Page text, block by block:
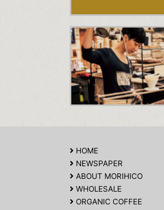
HOME
NEWSPAPER
ABOUT MORIHICO
WHOLESALE
ORGANIC COFFEE